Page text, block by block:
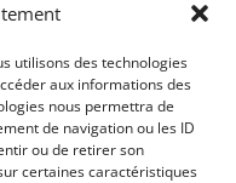
utilisons des technologies
aux informations des
nous permettra de
de navigation ou les ID
ou de retirer son
certaines caractéristiques